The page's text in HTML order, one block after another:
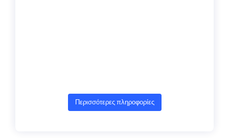
Περισσότερες πληροφορίες